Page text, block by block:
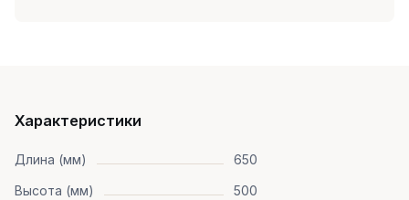
Характеристики
Длина (мм)
650
Высота (мм)
500